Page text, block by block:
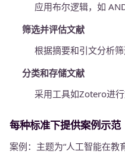
应用布尔逻辑，如
筛选并评估文献
根据摘要和引文分析筛
分类和存储文献
采用工具如Zotero进行
每种标准下提供案例示范
案例：主题为“人工智能在教